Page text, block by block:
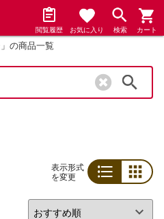
閲覧履歴 お気に入り 検索 カート
の商品一覧
表示形式
を変更